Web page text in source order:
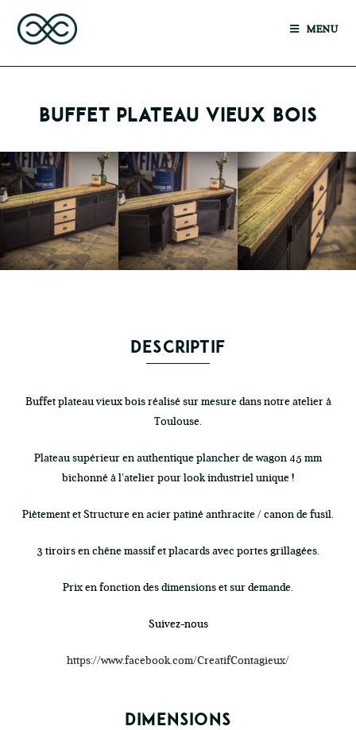
MENU
BUFFET PLATEAU VIEUX BOIS
DESCRIPTIF
Buffet plateau vieux bois réalisé sur mesure dans notre atelier à
Toulouse.
Plateau supérieur en authentique plancher de wagon 45 mm
bichonné à l’atelier pour look industriel unique !
Piètement et Structure en acier patiné anthracite / canon de fusil.
3 tiroirs en chêne massif et placards avec portes grillagées.
Prix en fonction des dimensions et sur demande.
Suivez-nous
https://www.facebook.com/CreatifContagieux/
DIMENSIONS